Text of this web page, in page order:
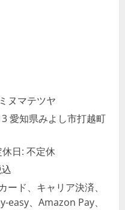
ヌマテツヤ
愛知県みよし市打越町
日: 不定休
ード、キャリア決済、
easy、Amazon Pay、